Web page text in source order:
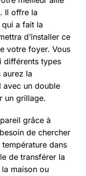
Il offre la
a fait la
d’installer ce
votre foyer. Vous
différents types
aurez la
avec un double
un grillage.
grâce à
de chercher
dans
de transférer la
maison ou